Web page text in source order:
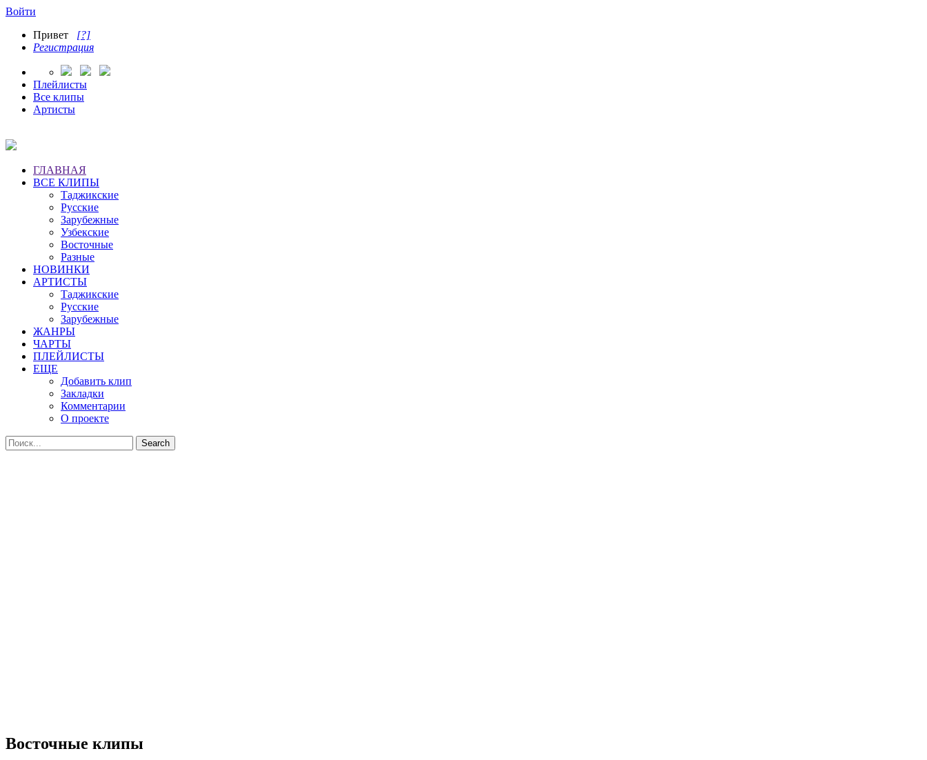
Войти
Привет [?]
Регистрация
Плейлисты
Все клипы
Артисты
ГЛАВНАЯ
ВСЕ КЛИПЫ
Таджикские
Русские
Зарубежные
Узбекские
Восточные
Разные
НОВИНКИ
АРТИСТЫ
Таджикские
Русские
Зарубежные
ЖАНРЫ
ЧАРТЫ
ПЛЕЙЛИСТЫ
ЕЩЕ
Добавить клип
Закладки
Комментарии
О проекте
Восточные клипы